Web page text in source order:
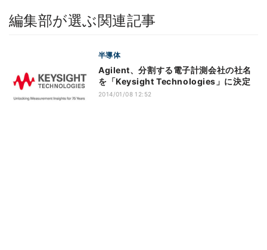
編集部が選ぶ関連記事
半導体
Agilent、分割する電子計測会社の社名
を「Keysight Technologies」に決定
2014/01/08 12:52